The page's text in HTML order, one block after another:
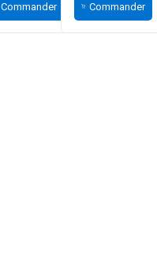
Commander Commander